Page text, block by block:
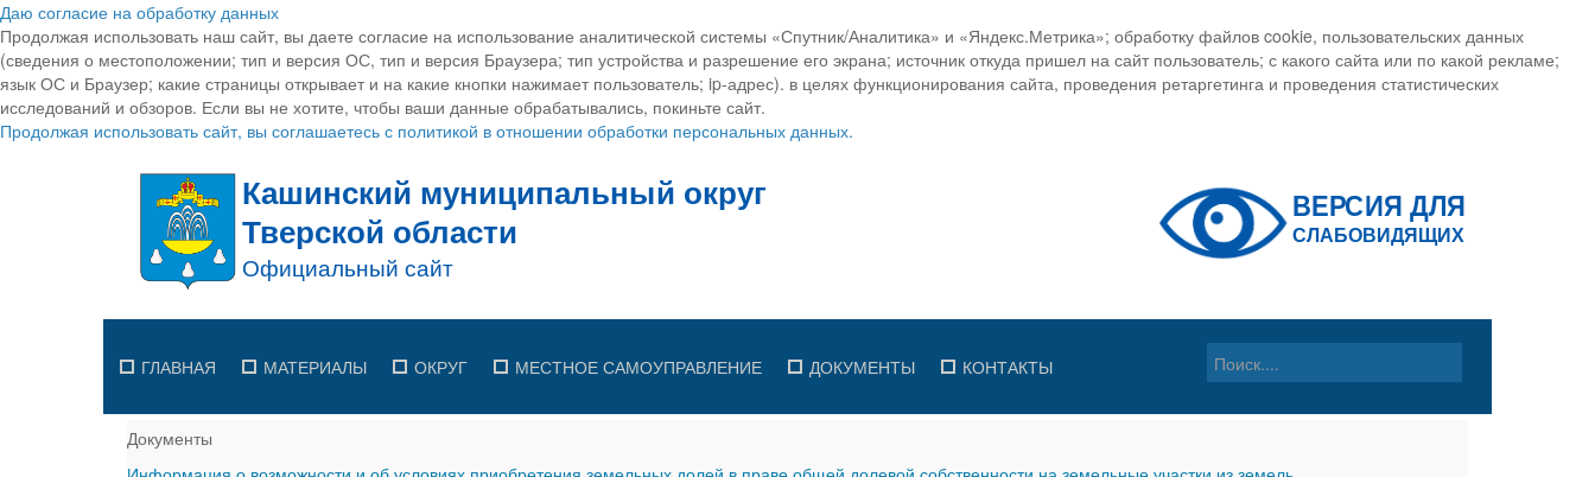
Даю согласие на обработку данных
Продолжая использовать наш сайт, вы даете согласие на использование аналитической системы «Спутник/Аналитика» и «Яндекс.Метрика»; обработку файлов cookie, пользовательских данных
(сведения о местоположении; тип и версия ОС, тип и версия Браузера; тип устройства и разрешение его экрана; источник откуда пришел на сайт пользователь; с какого сайта или по какой рекламе;
язык ОС и Браузер; какие страницы открывает и на какие кнопки нажимает пользователь; ip-адрес). в целях функционирования сайта, проведения ретаргетинга и проведения статистических
исследований и обзоров. Если вы не хотите, чтобы ваши данные обрабатывались, покиньте сайт.
Продолжая использовать сайт, вы соглашаетесь с политикой в отношении обработки персональных данных.
ГЛАВНАЯ МАТЕРИАЛЫ ОКРУГ МЕСТНОЕ САМОУПРАВЛЕНИЕ ДОКУМЕНТЫ КОНТАКТЫ
Документы